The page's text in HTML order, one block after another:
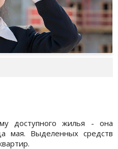
доступного жилья - она
мая. Выделенных средств